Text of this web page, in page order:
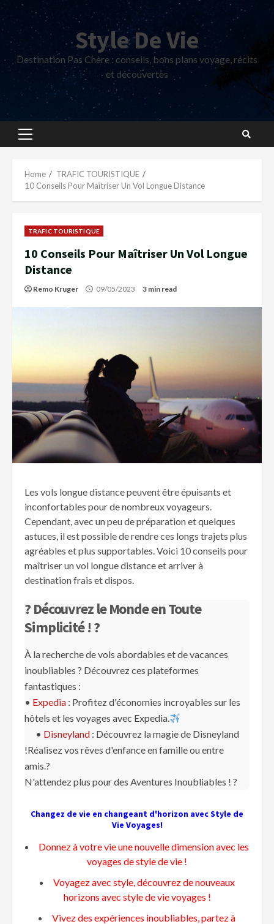
to
Style De Vie
Destination Pas Chère : conseils, bons plans voyage, récits
et découvertes
Primary
Home
TRAFIC TOURISTIQUE
10 Conseils Pour Maîtriser Un Vol Longue Distance
TRAFIC TOURISTIQUE
10 Conseils Pour Maîtriser Un Vol Longue
Distance
Remo Kruger 09/05/2023 3 min read
Les vols longue distance peuvent être épuisants et
inconfortables pour de nombreux voyageurs.
Cependant, avec un peu de préparation et quelques
astuces, il est possible de rendre ces longs trajets plus
agréables et plus supportables. Voici 10 conseils pour
maîtriser un vol longue distance et arriver à
destination frais et dispos.
? Découvrez le Monde en Toute
Simplicité ! ?
À la recherche de vols abordables et de vacances
inoubliables ? Découvrez ces plateformes
fantastiques :
• Expedia : Profitez d'économies incroyables sur les
hôtels et les voyages avec Expedia.
• Disneyland : Découvrez la magie de Disneyland
!Réalisez vos rêves d'enfance en famille ou entre
amis.?
N'attendez plus pour des Aventures Inoubliables ! ?️
Changez de vie en changeant d'horizon avec Style de
Vie Voyages!
Donnez à votre vie une nouvelle dimension avec les
voyages de style de vie !
Voyagez avec style, découvrez de nouveaux
horizons avec style de vie voyages !
Vivez des expériences inoubliables, partez à